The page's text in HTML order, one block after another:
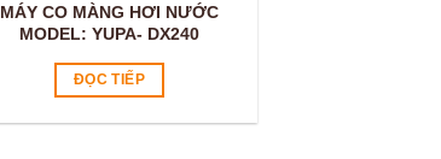
MÁY CO MÀNG HƠI NƯỚC
MODEL: YUPA- DX240
ĐỌC TIẾP